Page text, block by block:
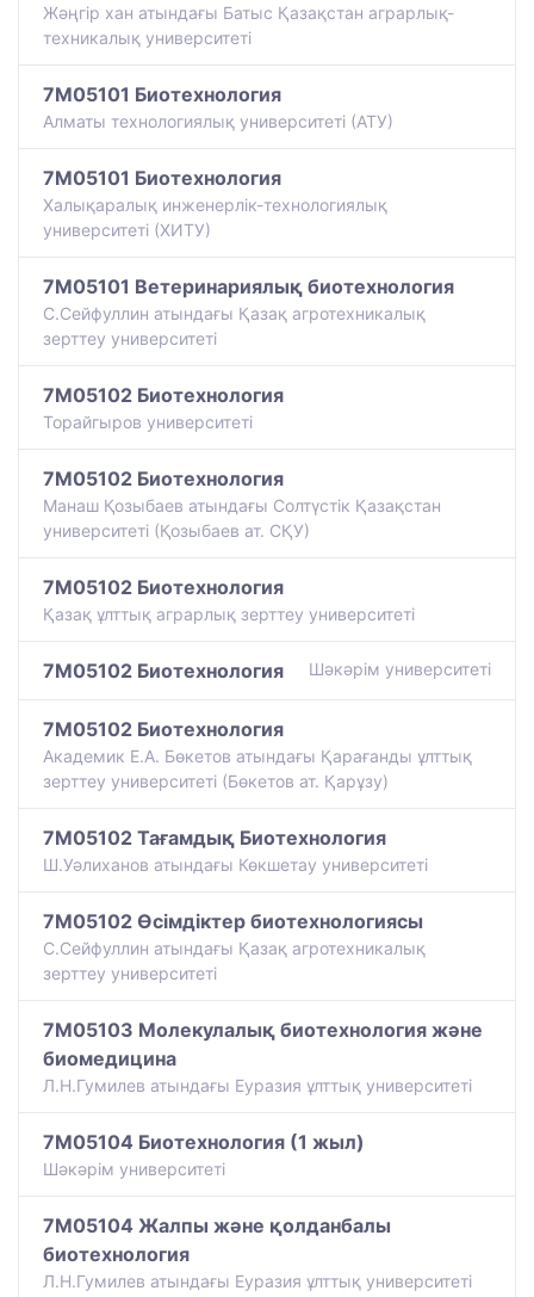
Жәңгір хан атындағы Батыс Қазақстан аграрлық-
техникалық университеті
7M05101 Биотехнология
Алматы технологиялық университеті (АТУ)
7M05101 Биотехнология
Халықаралық инженерлік-технологиялық
университеті (ХИТУ)
7M05101 Ветеринариялық биотехнология
С.Сейфуллин атындағы Қазақ агротехникалық
зерттеу университеті
7M05102 Биотехнология
Торайгыров университеті
7M05102 Биотехнология
Манаш Қозыбаев атындағы Солтүстік Қазақстан
университеті (Қозыбаев ат. СҚУ)
7M05102 Биотехнология
Қазақ ұлттық аграрлық зерттеу университеті
7M05102 Биотехнология Шәкәрім университеті
7M05102 Биотехнология
Академик Е.А. Бөкетов атындағы Қарағанды ұлттық
зерттеу университеті (Бөкетов ат. Қарұзу)
7M05102 Тағамдық Биотехнология
Ш.Уәлиханов атындағы Көкшетау университетi
7M05102 Өсімдіктер биотехнологиясы
С.Сейфуллин атындағы Қазақ агротехникалық
зерттеу университеті
7M05103 Молекулалық биотехнология және
биомедицина
Л.Н.Гумилев атындағы Еуразия ұлттық университеті
7M05104 Биотехнология (1 жыл)
Шәкәрім университеті
7M05104 Жалпы және қолданбалы
биотехнология
Л.Н.Гумилев атындағы Еуразия ұлттық университеті